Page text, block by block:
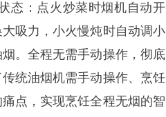
态：点火炒菜时烟机自动开
吸力，小火慢炖时自动调小
。全程无需手动操作，彻底
统油烟机需手动操作、烹饪
点，实现烹饪全程无烟的智